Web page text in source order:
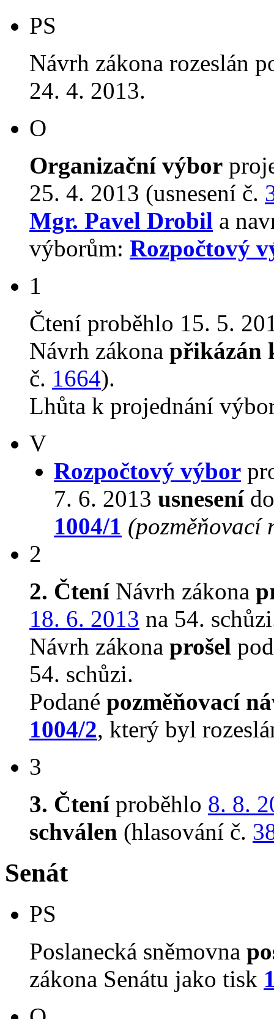
PS
Návrh zákona rozeslán
24. 4. 2013.
O
Organizační výbor
25. 4. 2013 (usnesení č.
Mgr. Pavel Drobil a
výborům: Rozpočtový
1
Čtení proběhlo 15. 5.
Návrh zákona přikázán
č. 1664).
Lhůta k projednání
V
Rozpočtový výbor
7. 6. 2013 usnesení
1004/1 (pozměňovací
2
2. ČteníNávrh zákona
18. 6. 2013 na 54.
Návrh zákona prošel
54. schůzi.
Podané pozměňovací
1004/2, který byl
3
3. Čteníproběhlo 8. 8.
schválen (hlasování č.
Senát
PS
Poslanecká sněmovna
zákona Senátu jako tisk